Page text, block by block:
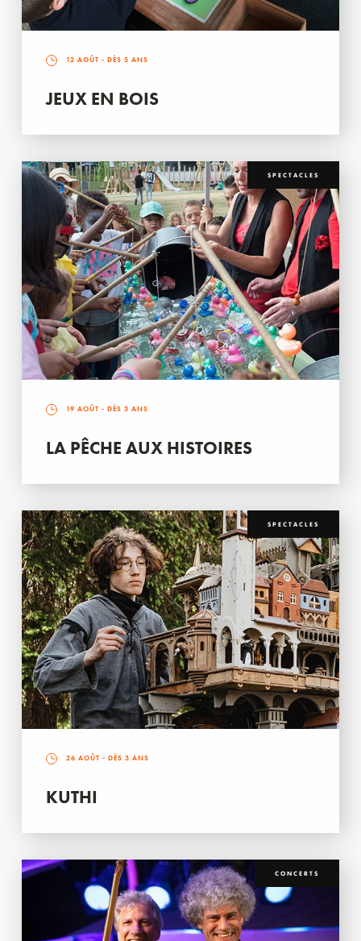
12 AOÛT - DÈS 5 ANS
JEUX EN BOIS
SPECTACLES
19 AOÛT - DÈS 3 ANS
LA PÊCHE AUX HISTOIRES
SPECTACLES
26 AOÛT - DÈS 3 ANS
KUTHI
CONCERTS